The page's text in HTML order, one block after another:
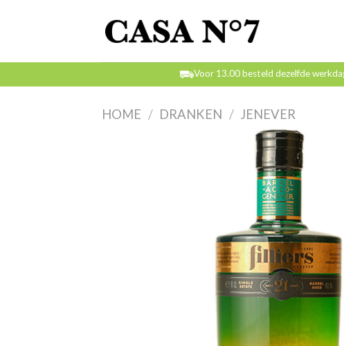
Voor 13.00 besteld dezelfde
HOME / DRANKEN / JENEVER